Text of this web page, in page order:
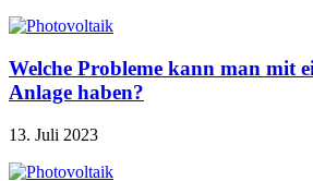
Welche Probleme kann man mit
Anlage haben?
13. Juli 2023